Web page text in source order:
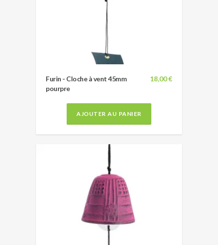
18,00 €
Furin - Cloche à vent 45mm
pourpre
AJOUTER AU PANIER